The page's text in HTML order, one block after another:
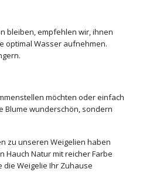
bleiben, empfehlen wir, ihnen
optimal Wasser aufnehmen.
möchten oder einfach
Blume wunderschön, sondern
zu unseren Weigelien haben
Hauch Natur mit reicher Farbe
die Weigelie Ihr Zuhause